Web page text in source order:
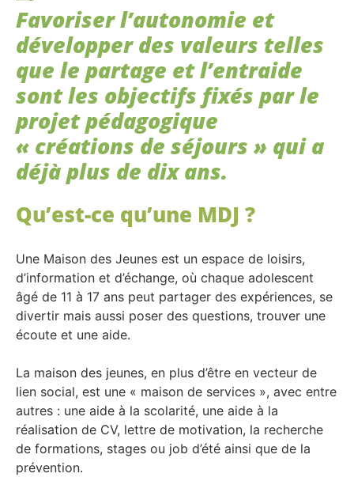
Favoriser l’autonomie et
développer des valeurs telles
que le partage et l’entraide
sont les objectifs fixés par le
projet pédagogique
« créations de séjours » qui a
déjà plus de dix ans.
Qu’est-ce qu’une MDJ ?
Une Maison des Jeunes est un espace de loisirs,
d’information et d’échange, où chaque adolescent
âgé de 11 à 17 ans peut partager des expériences, se
divertir mais aussi poser des questions, trouver une
écoute et une aide.
La maison des jeunes, en plus d’être en vecteur de
lien social, est une « maison de services », avec entre
autres : une aide à la scolarité, une aide à la
réalisation de CV, lettre de motivation, la recherche
de formations, stages ou job d’été ainsi que de la
prévention.